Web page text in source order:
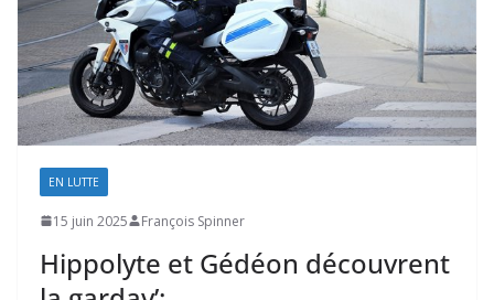
EN LUTTE
15 juin 2025 François Spinner
Hippolyte et Gédéon découvrent